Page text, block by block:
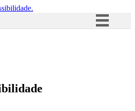
Acesso à informação